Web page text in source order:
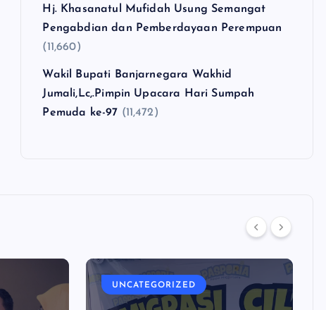
Hj. Khasanatul Mufidah Usung Semangat
Pengabdian dan Pemberdayaan Perempuan
(11,660)
Wakil Bupati Banjarnegara Wakhid
Jumali,Lc,.Pimpin Upacara Hari Sumpah
Pemuda ke-97 (11,472)
UNCATEGORIZED